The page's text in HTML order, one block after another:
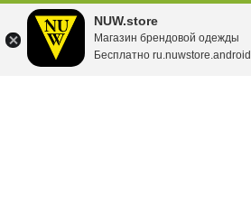
NUW.store
Магазин брендовой одежды
Бесплатно ru.nuwstore.android